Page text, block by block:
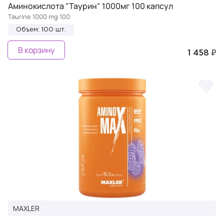
Аминокислота "Таурин" 1000мг 100 капсул
Taurine 1000 mg 100
Объем: 100 шт.
1 458 ₽
В корзину
MAXLER